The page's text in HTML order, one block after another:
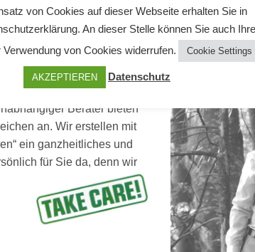
Berater bieten
an. Wir erstellen mit
ein ganzheitliches und
für Sie da, denn wir
von Cookies auf dieser Webseite erhalten Sie in
An dieser Stelle können Sie auch Ihre
Verwendung von Cookies widerrufen.
Cookie Settings
AKZEPTIEREN Datenschutz